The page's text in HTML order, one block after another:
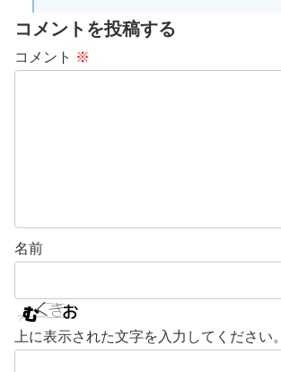
コメントを投稿する
コメント ※
名前
上に表示された文字を入力してください。